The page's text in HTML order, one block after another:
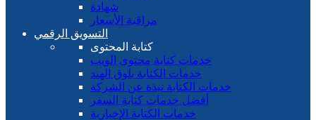
شهادة
مراقبة الأسعار
التسويق الرقمي
كتابة المحتوى
خدمات كتابة محتوى الويب
خدمات الكتابة بلوق الهند
خدمات الكتابة نبذة عن الشركة
أفضل خدمات كتابة السفر
خدمات الكتابة الإخبارية